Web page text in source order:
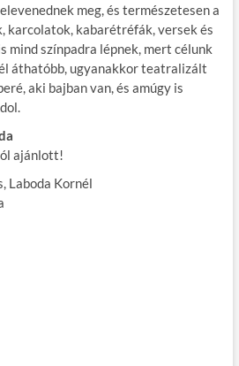
meg, és természetesen a
karcolatok, kabarétréfák, versek és
mind színpadra lépnek, mert célunk
áthatóbb, ugyanakkor teatralizált
aki bajban van, és amúgy is
ajánlott!
Laboda Kornél